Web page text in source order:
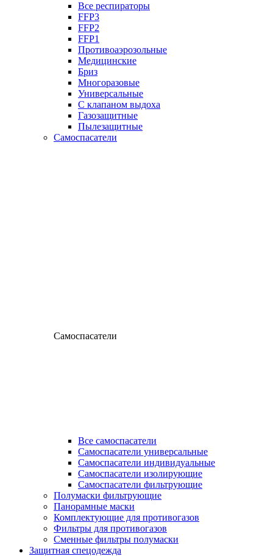
Все респираторы
FFP3
FFP2
FFP1
Противоаэрозольные
Медицинские
Бриз
Многоразовые
Универсальные
С клапаном выдоха
Газозащитные
Пылезащитные
Самоспасатели
Самоспасатели
Все самоспасатели
Самоспасатели универсальные
Самоспасатели индивидуальные
Самоспасатели изолирующие
Самоспасатели фильтрующие
Полумаски фильтрующие
Панорамные маски
Комплектующие для противогазов
Фильтры для противогазов
Сменные фильтры полумаски
Защитная спецодежда